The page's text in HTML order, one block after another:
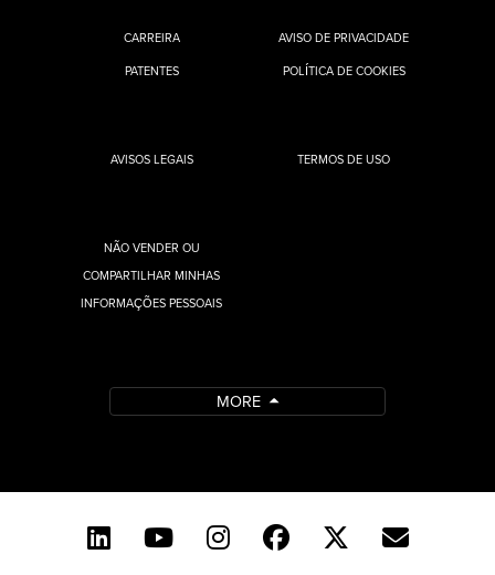
CARREIRA
PATENTES
AVISO DE PRIVACIDADE
POLÍTICA DE COOKIES
AVISOS LEGAIS TERMOS DE USO
NÃO VENDER OU
COMPARTILHAR MINHAS
INFORMAÇÕES PESSOAIS
MORE